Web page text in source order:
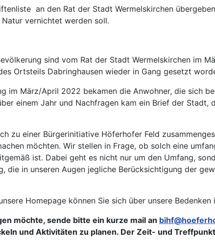
an den Rat der Stadt Wermelskirchen
vernichtet werden soll.
sind vom Rat der Stadt Wermelskirchen im
Ortsteils Dabringhausen wieder in Gang gesetzt
im März/April 2022 bekamen die Anwohner, die sich
einem Jahr und Nachfragen kam ein Brief der Stadt,
zu einer Bürgerinitiative Höferhofer Feld
möchten. Wir stellen in Frage, ob solch eine
ist. Dabei geht es nicht nur um den Umfang,
die in unseren Augen jegliche Berücksichtigung der
Homepage können Sie sich über unsere Bedenken
möchte, sende bitte ein kurze mail an
und Aktivitäten zu planen. Der Zeit- und